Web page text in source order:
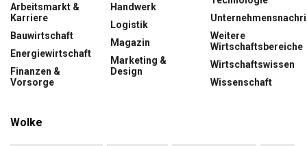
Arbeitsmarkt &
Karriere
Bauwirtschaft
Energiewirtschaft
Finanzen &
Vorsorge
Handwerk
Logistik
Magazin
Marketing &
Design
Weitere
Wirtschaftsbereiche
Wirtschaftswissen
Wissenschaft
Wolke